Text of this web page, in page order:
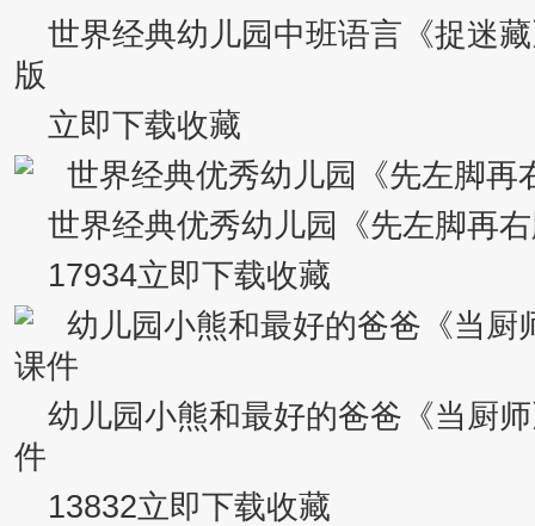
世界经典幼儿园中班语言《捉迷
版
立即下载收藏
世界经典优秀幼儿园《先左脚再
17934立即下载收藏
幼儿园小熊和最好的爸爸《当厨
件
13832立即下载收藏